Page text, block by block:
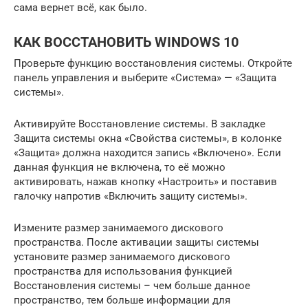
сама вернет всё, как было.
КАК ВОССТАНОВИТЬ WINDOWS 10
Проверьте функцию восстановления системы. Откройте
панель управления и выберите «Система» — «Защита
системы».
Активируйте Восстановление системы. В закладке
Защита системы окна «Свойства системы», в колонке
«Защита» должна находится запись «Включено». Если
данная функция не включена, то её можно
активировать, нажав кнопку «Настроить» и поставив
галочку напротив «Включить защиту системы».
Измените размер занимаемого дискового
пространства. После активации защиты системы
установите размер занимаемого дискового
пространства для использования функцией
Восстановления системы – чем больше данное
пространство, тем больше информации для